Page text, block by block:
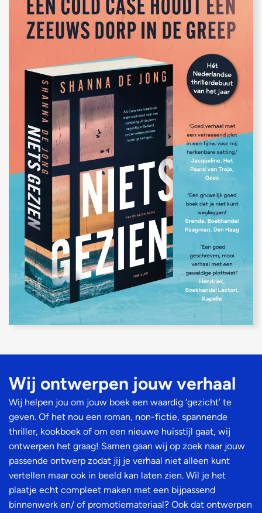
Wij ontwerpen jouw verhaal​
Wij helpen jou om jouw boek een waardig ‘gezicht’ te
geven. Of het nou een roman, non-fictie, spannende
thriller, kookboek of om een nieuwe huisstijl gaat, wij
ontwerpen het graag! Samen gaan wij op zoek naar jouw
passende ontwerp zodat jij je verhaal niet alleen kunt
vertellen maar ook in beeld kan laten zien. Wil je het
plaatje echt compleet maken met een bijpassend
binnenwerk en/ of promotiemateriaal? Ook dat ontwerpen